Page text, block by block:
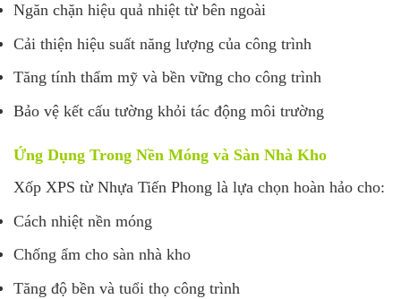
Ngăn chặn hiệu quả nhiệt từ bên ngoài
Cải thiện hiệu suất năng lượng của công trình
Tăng tính thẩm mỹ và bền vững cho công trình
Bảo vệ kết cấu tường khỏi tác động môi trường
Ứng Dụng Trong Nền Móng và Sàn Nhà Kho
Xốp XPS từ Nhựa Tiến Phong là lựa chọn hoàn hảo cho:
Cách nhiệt nền móng
Chống ẩm cho sàn nhà kho
Tăng độ bền và tuổi thọ công trình